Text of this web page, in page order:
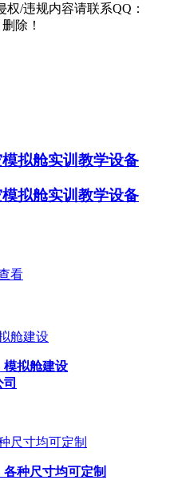
/违规内容请联系QQ：
除！
拟舱实训教学设备
拟舱实训教学设备
看
模拟舱建设
种尺寸均可定制